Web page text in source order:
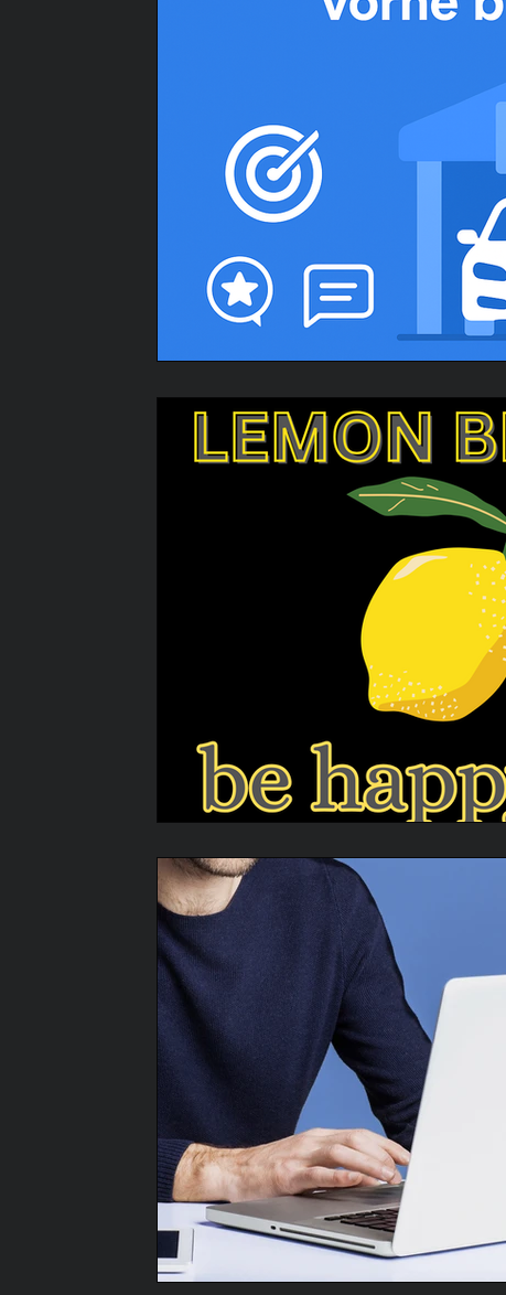
Marketing Düsseldorf
Social Media Agentur Düsseldorf Full-
Social Media Agentur Düsseldorf Social
Social Media Marketing Benrath Social